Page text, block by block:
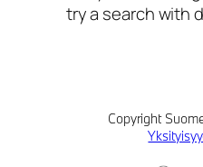
try a search with
Copyright